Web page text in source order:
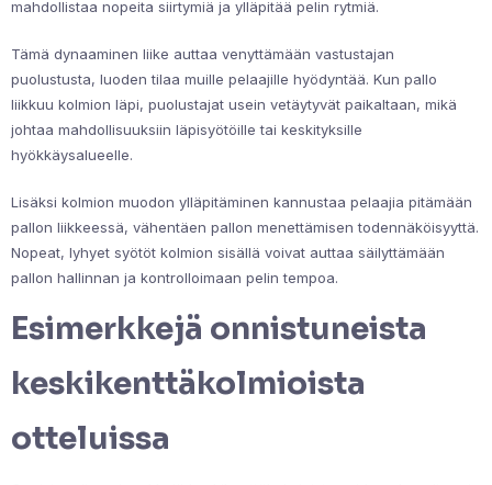
mahdollistaa nopeita siirtymiä ja ylläpitää pelin rytmiä.
Tämä dynaaminen liike auttaa venyttämään vastustajan
puolustusta, luoden tilaa muille pelaajille hyödyntää. Kun pallo
liikkuu kolmion läpi, puolustajat usein vetäytyvät paikaltaan, mikä
johtaa mahdollisuuksiin läpisyötöille tai keskityksille
hyökkäysalueelle.
Lisäksi kolmion muodon ylläpitäminen kannustaa pelaajia pitämään
pallon liikkeessä, vähentäen pallon menettämisen todennäköisyyttä.
Nopeat, lyhyet syötöt kolmion sisällä voivat auttaa säilyttämään
pallon hallinnan ja kontrolloimaan pelin tempoa.
Esimerkkejä onnistuneista
keskikenttäkolmioista
otteluissa